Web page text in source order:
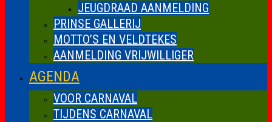
JEUGDRAAD AANMELDING
PRINSE GALLERIJ
MOTTO’S EN VELDTEKES
AANMELDING VRIJWILLIGER
AGENDA
VOOR CARNAVAL
TIJDENS CARNAVAL